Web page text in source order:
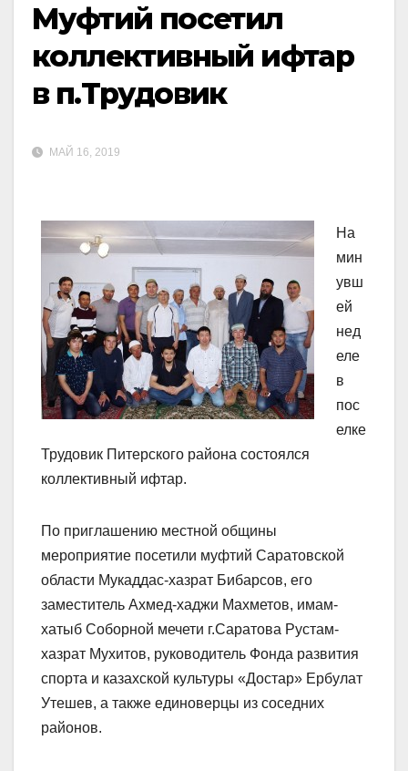
Муфтий посетил
коллективный ифтар
в п.Трудовик
МАЙ 16, 2019
На
мин
увш
ей
нед
еле
в
пос
елке
Трудовик Питерского района состоялся
коллективный ифтар.
По приглашению местной общины
мероприятие посетили муфтий Саратовской
области Мукаддас-хазрат Бибарсов, его
заместитель Ахмед-хаджи Махметов, имам-
хатыб Соборной мечети г.Саратова Рустам-
хазрат Мухитов, руководитель Фонда развития
спорта и казахской культуры «Достар» Ербулат
Утешев, а также единоверцы из соседних
районов.